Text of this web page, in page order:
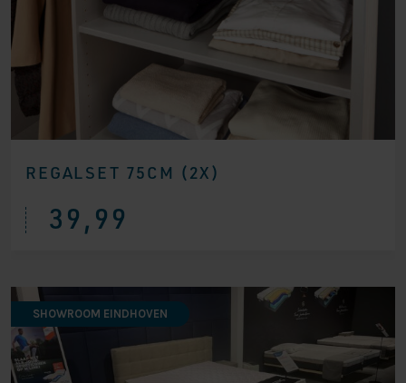
REGALSET 75CM (2X)
39,99
SHOWROOM EINDHOVEN